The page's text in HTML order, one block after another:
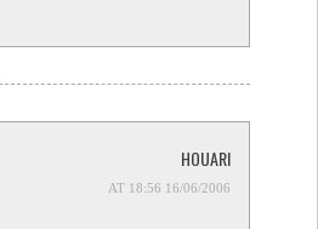
HOUARI
16/06/2006 AT 18:56